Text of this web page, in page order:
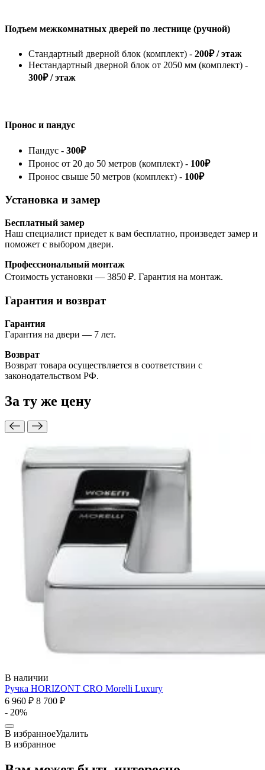
Подъем межкомнатных дверей по лестнице (ручной)
Стандартный дверной блок (комплект) - 200₽ / этаж
Нестандартный дверной блок от 2050 мм (комплект) -
300₽ / этаж
Пронос и пандус
Пандус - 300₽
Пронос от 20 до 50 метров (комплект) - 100₽
Пронос свыше 50 метров (комплект) - 100₽
Установка и замер
Бесплатный замер
Наш специалист приедет к вам бесплатно, произведет замер и
поможет с выбором двери.
Профессиональный монтаж
Стоимость установки — 3850 ₽. Гарантия на монтаж.
Гарантия и возврат
Гарантия
Гарантия на двери — 7 лет.
Возврат
Возврат товара осуществляется в соответствии с
законодательством РФ.
За ту же цену
В наличии
Ручка HORIZONT CRO Morelli Luxury
6 960 ₽ 8 700 ₽
- 20%
В избранноеУдалить
В избранное